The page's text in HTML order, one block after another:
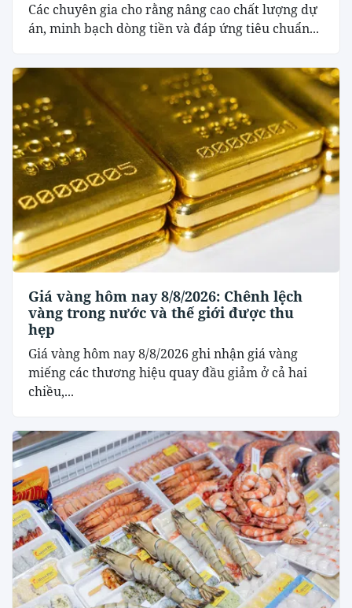
Các chuyên gia cho rằng nâng cao chất lượng dự
án, minh bạch dòng tiền và đáp ứng tiêu chuẩn...
Giá vàng hôm nay 8/8/2026: Chênh lệch
vàng trong nước và thế giới được thu
hẹp
Giá vàng hôm nay 8/8/2026 ghi nhận giá vàng
miếng các thương hiệu quay đầu giảm ở cả hai
chiều,...